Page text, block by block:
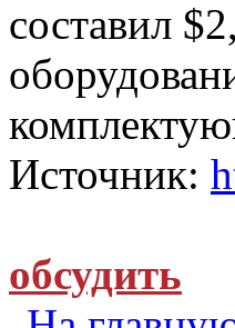
составил
Источник:
обсудить